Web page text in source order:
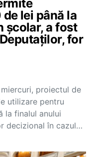
lei până la
școlar, a fost
for
proiectul de
utilizare pentru
la finalul anului
decizional în cazul…